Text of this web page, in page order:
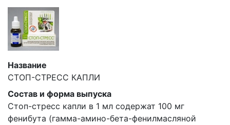
Название
СТОП-СТРЕСС КАПЛИ
Состав и форма выпуска
Стоп-стресс капли в 1 мл содержат 100 мг
фенибута (гамма-амино-бета-фенилмасляной